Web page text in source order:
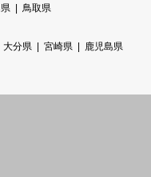
鳥取県
大分県 宮崎県
鹿児島県